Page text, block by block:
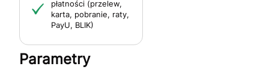
płatności (przelew,
karta, pobranie, raty,
PayU, BLIK)
Parametry